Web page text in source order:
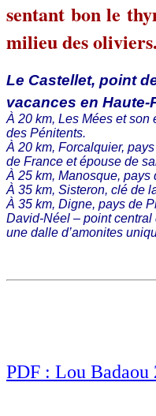
sentant bon le
milieu des oliviers.
Le Castellet, point
vacances en Haute-
À 20 km, Les Mées et
des Pénitents.
À 20 km, Forcalquier,
de France et épouse de
À 25 km, Manosque, pays
À 35 km, Sisteron, clé de
À 35 km, Digne, pays de
David-Néel – point central
une dalle d’amonites
PDF : Lou Badaou